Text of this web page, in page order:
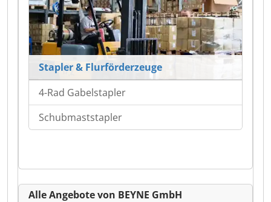
Stapler & Flurförderzeuge
4-Rad Gabelstapler
Schubmaststapler
Alle Angebote von BEYNE GmbH